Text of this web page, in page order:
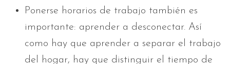
Ponerse horarios de trabajo también es
importante: aprender a desconectar. Así
como hay que aprender a separar el trabajo
del hogar, hay que distinguir el tiempo de